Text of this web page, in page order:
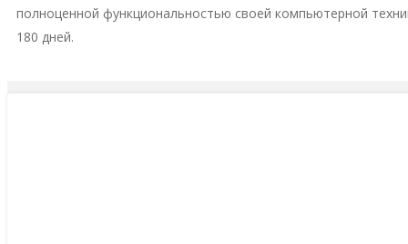
полноценной функциональностью своей компьютерной
180 дней.